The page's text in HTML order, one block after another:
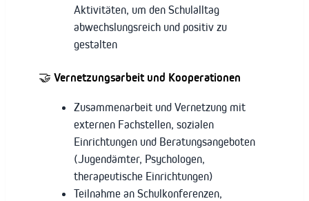
Aktivitäten, um den Schulalltag
abwechslungsreich und positiv zu
gestalten
🤝 Vernetzungsarbeit und Kooperationen
Zusammenarbeit und Vernetzung mit
externen Fachstellen, sozialen
Einrichtungen und Beratungsangeboten
(Jugendämter, Psychologen,
therapeutische Einrichtungen)
Teilnahme an Schulkonferenzen,